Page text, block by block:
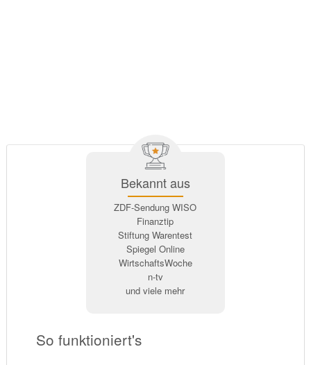
Bekannt aus
ZDF-Sendung WISO
Finanztip
Stiftung Warentest
Spiegel Online
WirtschaftsWoche
n-tv
und viele mehr
So funktioniert's